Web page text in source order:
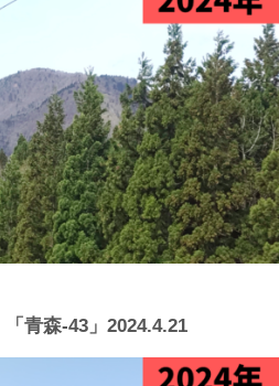
青森-43」2024.4.21